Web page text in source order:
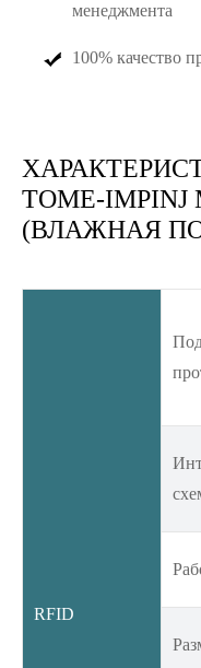
менеджмента
100% качество
TOME-IMPINJ
(ВЛАЖНАЯ
RFID